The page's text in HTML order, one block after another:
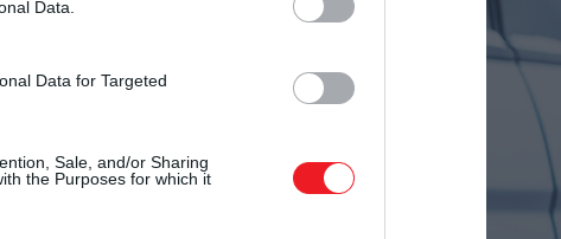
Data.
Data for Targeted
Sale, and/or Sharing
the Purposes for which it